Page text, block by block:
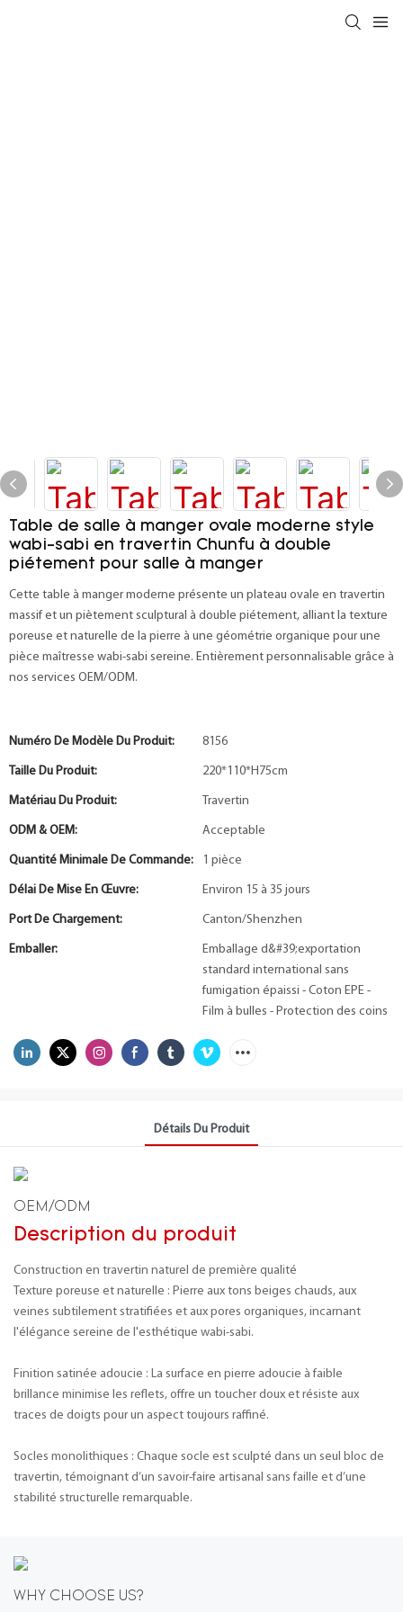
Table de salle à manger ovale moderne style
wabi-sabi en travertin Chunfu à double
piétement pour salle à manger
Cette table à manger moderne présente un plateau ovale en travertin
massif et un piètement sculptural à double piétement, alliant la texture
poreuse et naturelle de la pierre à une géométrie organique pour une
pièce maîtresse wabi-sabi sereine. Entièrement personnalisable grâce à
nos services OEM/ODM.
Numéro De Modèle Du Produit: 8156
Taille Du Produit: 220*110*H75cm
Matériau Du Produit: Travertin
ODM & OEM: Acceptable
Quantité Minimale De Commande: 1 pièce
Délai De Mise En Œuvre: Environ 15 à 35 jours
Port De Chargement: Canton/Shenzhen
Emballer:
Emballage d&#39;exportation
standard international sans
fumigation épaissi - Coton EPE -
Film à bulles - Protection des coins
Détails Du Produit
OEM/ODM
Description du produit
Construction en travertin naturel de première qualité
Texture poreuse et naturelle : Pierre aux tons beiges chauds, aux
veines subtilement stratifiées et aux pores organiques, incarnant
l'élégance sereine de l'esthétique wabi-sabi.
Finition satinée adoucie : La surface en pierre adoucie à faible
brillance minimise les reflets, offre un toucher doux et résiste aux
traces de doigts pour un aspect toujours raffiné.
Socles monolithiques : Chaque socle est sculpté dans un seul bloc de
travertin, témoignant d’un savoir-faire artisanal sans faille et d’une
stabilité structurelle remarquable.
WHY CHOOSE US?